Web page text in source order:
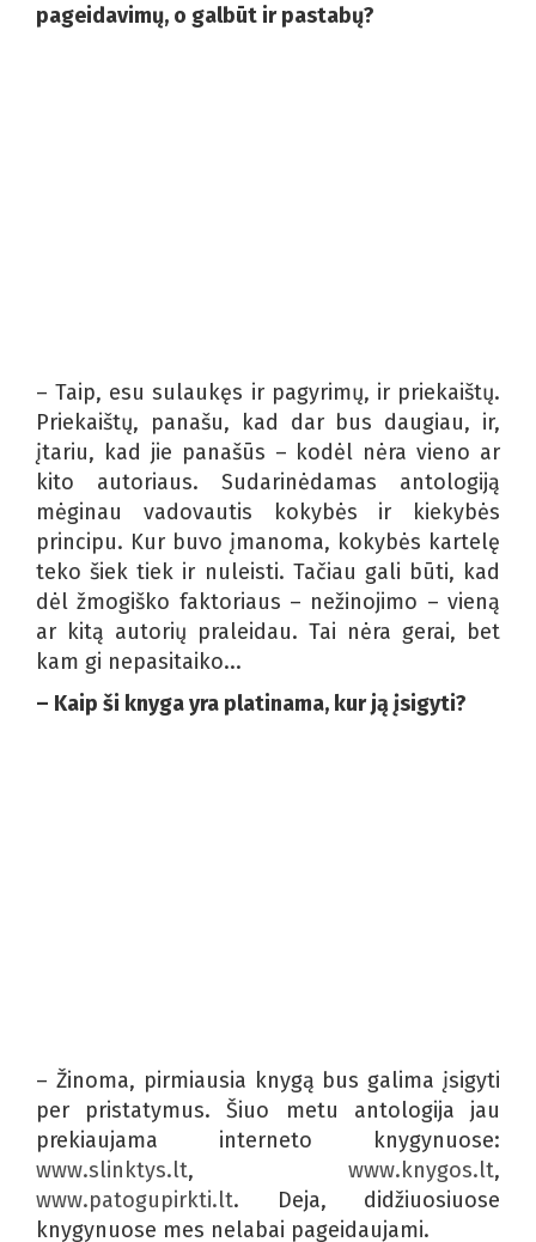
pageidavimų, o galbūt ir pastabų?
– Taip, esu sulaukęs ir pagyrimų, ir priekaištų.
Priekaištų, panašu, kad dar bus daugiau, ir,
įtariu, kad jie panašūs – kodėl nėra vieno ar
kito autoriaus. Sudarinėdamas antologiją
mėginau vadovautis kokybės ir kiekybės
principu. Kur buvo įmanoma, kokybės kartelę
teko šiek tiek ir nuleisti. Tačiau gali būti, kad
dėl žmogiško faktoriaus – nežinojimo – vieną
ar kitą autorių praleidau. Tai nėra gerai, bet
kam gi nepasitaiko...
– Kaip ši knyga yra platinama, kur ją įsigyti?
– Žinoma, pirmiausia knygą bus galima įsigyti
per pristatymus. Šiuo metu antologija jau
prekiaujama interneto knygynuose:
www.slinktys.lt, www.knygos.lt,
www.patogupirkti.lt. Deja, didžiuosiuose
knygynuose mes nelabai pageidaujami.